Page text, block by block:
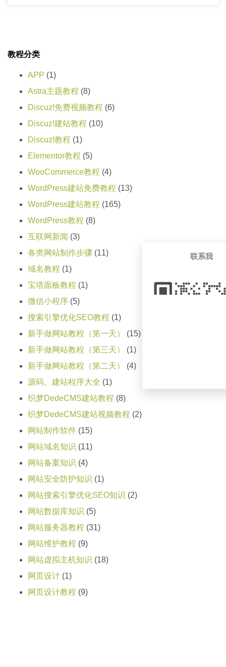
教程分类
APP (1)
Astra主题教程 (8)
Discuz!免费视频教程 (6)
Discuz!建站教程 (10)
Discuz!教程 (1)
Elementor教程 (5)
WooCommerce教程 (4)
WordPress建站免费教程 (13)
WordPress建站教程 (165)
WordPress教程 (8)
互联网新闻 (3)
各类网站制作步骤 (11)
域名教程 (1)
宝塔面板教程 (1)
微信小程序 (5)
搜索引擎优化SEO教程 (1)
新手做网站教程（第一天）
(15)
新手做网站教程（第三天）
(1)
新手做网站教程（第二天）
(4)
源码、建站程序大全 (1)
织梦DedeCMS建站教程 (8)
织梦DedeCMS建站视频教程 (2)
网站制作软件 (15)
网站域名知识 (11)
网站备案知识 (4)
网站安全防护知识 (1)
网站搜索引擎优化SEO知识 (2)
网站数据库知识 (5)
网站服务器教程 (31)
网站维护教程 (9)
网站虚拟主机知识 (18)
网页设计 (1)
网页设计教程 (9)